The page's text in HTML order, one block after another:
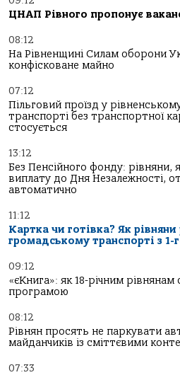
ЦНАП Рівного пропонує
08:12
На Рівненщині Силам оборони
конфісковане майно
07:12
Пільговий проїзд у
транспорті без транспортної
стосується
13:12
Без Пенсійного фонду: рівняни,
виплату до Дня Незалежності,
автоматично
11:12
Картка чи готівка? Як
громадському транспорті з 1-
09:12
«єКнига»: як 18-річним
програмою
08:12
Рівнян просять не паркувати
майданчиків із сміттєвими
07:33